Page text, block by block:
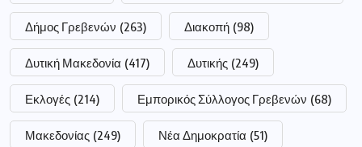
Δήμος Γρεβενών (263) Διακοπή (98)
Δυτική Μακεδονία (417) Δυτικής (249)
Εκλογές (214) Εμπορικός Σύλλογος Γρεβενών (68)
Μακεδονίας (249) Νέα Δημοκρατία (51)